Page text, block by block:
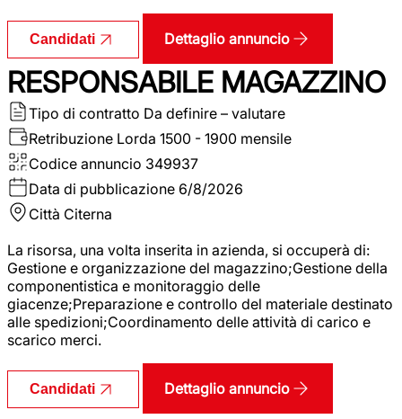
Candidati Dettaglio annuncio
RESPONSABILE MAGAZZINO
Tipo di contratto Da definire – valutare
Retribuzione Lorda 1500 - 1900 mensile
Codice annuncio 349937
Data di pubblicazione 6/8/2026
Città Citerna
La risorsa, una volta inserita in azienda, si occuperà di:
Gestione e organizzazione del magazzino;Gestione della
componentistica e monitoraggio delle
giacenze;Preparazione e controllo del materiale destinato
alle spedizioni;Coordinamento delle attività di carico e
scarico merci.
Candidati Dettaglio annuncio